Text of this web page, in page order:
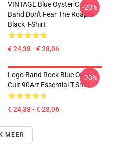
VINTAGE Blue Oyster Cult
Band Don't Fear The Roaper
Black T-Shirt
€ 24,38 - € 28,06
-20%
Logo Band Rock Blue Oyster
Cult 90Art Essential T-Shirt
€ 24,38 - € 28,06
-20%
MEER